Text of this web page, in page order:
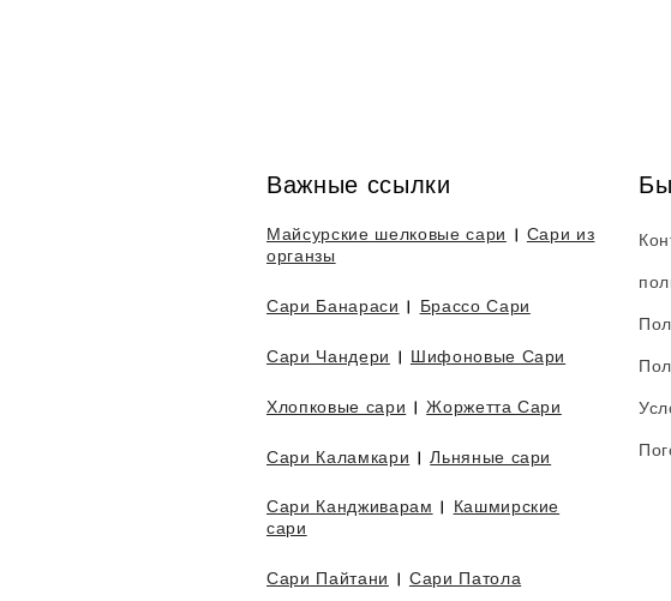
Важные ссылки
Майсурские шелковые сари | Сари из
органзы
Сари Банараси | Брассо Сари
Сари Чандери | Шифоновые Сари
Хлопковые сари |Жоржетта Сари
Сари Каламкари | Льняные сари
Сари Кандживарам | Кашмирские
сари
Сари Пайтани | Сари Патола